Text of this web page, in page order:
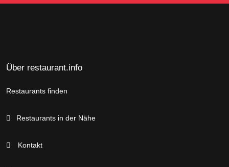
Über restaurant.info
Restaurants finden
Restaurants in der Nähe
Kontakt